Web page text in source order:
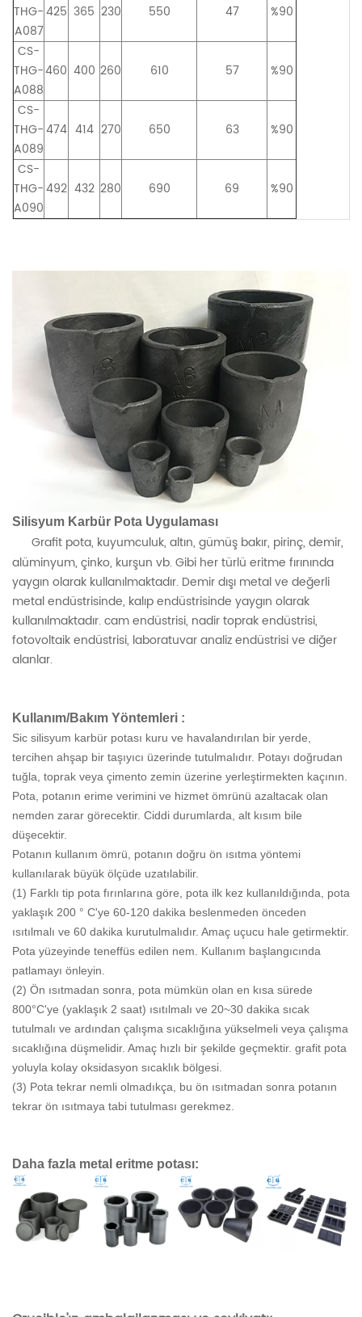
THG-
A087
425 365 230 550 47 %90
CS-
THG-
A088
460 400 260 610 57 %90
CS-
THG-
A089
474 414 270 650 63 %90
CS-
THG-
A090
492 432 280 690 69 %90
Silisyum Karbür Pota Uygulaması
Grafit pota, kuyumculuk, altın, gümüş bakır, pirinç, demir,
alüminyum, çinko, kurşun vb. Gibi her türlü eritme fırınında
yaygın olarak kullanılmaktadır. Demir dışı metal ve değerli
metal endüstrisinde, kalıp endüstrisinde yaygın olarak
kullanılmaktadır. cam endüstrisi, nadir toprak endüstrisi,
fotovoltaik endüstrisi, laboratuvar analiz endüstrisi ve diğer
alanlar.
Kullanım/Bakım Yöntemleri :
Sic silisyum karbür potası kuru ve havalandırılan bir yerde,
tercihen ahşap bir taşıyıcı üzerinde tutulmalıdır. Potayı doğrudan
tuğla, toprak veya çimento zemin üzerine yerleştirmekten kaçının.
Pota, potanın erime verimini ve hizmet ömrünü azaltacak olan
nemden zarar görecektir. Ciddi durumlarda, alt kısım bile
düşecektir.
Potanın kullanım ömrü, potanın doğru ön ısıtma yöntemi
kullanılarak büyük ölçüde uzatılabilir.
(1) Farklı tip pota fırınlarına göre, pota ilk kez kullanıldığında, pota
yaklaşık 200 ° C'ye 60-120 dakika beslenmeden önceden
ısıtılmalı ve 60 dakika kurutulmalıdır. Amaç uçucu hale getirmektir.
Pota yüzeyinde teneffüs edilen nem. Kullanım başlangıcında
patlamayı önleyin.
(2) Ön ısıtmadan sonra, pota mümkün olan en kısa sürede
800°C'ye (yaklaşık 2 saat) ısıtılmalı ve 20~30 dakika sıcak
tutulmalı ve ardından çalışma sıcaklığına yükselmeli veya çalışma
sıcaklığına düşmelidir. Amaç hızlı bir şekilde geçmektir. grafit pota
yoluyla kolay oksidasyon sıcaklık bölgesi.
(3) Pota tekrar nemli olmadıkça, bu ön ısıtmadan sonra potanın
tekrar ön ısıtmaya tabi tutulması gerekmez.
Daha fazla metal eritme potası: